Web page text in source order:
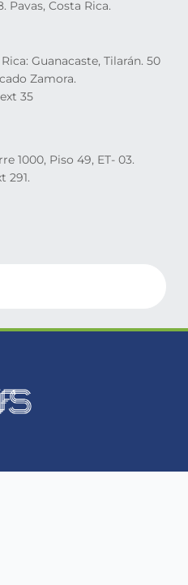
Pavas, Costa Rica.
Guanacaste, Tilarán. 50
Zamora.
35
1000, Piso 49, ET- 03.
291.